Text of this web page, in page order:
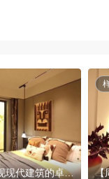
京能西贤府|展现现代建筑的卓越品质 西贤府采用优质建筑材料，确保了结构的坚固性与耐久性，同时也提升了整体的美观度。建筑在设计和施工过程中融入了新型的环保理念，使用可持续材料，致力于减少对环境的影响。室内每一个空间都经过精心设计，充分考虑了居住者的需求，营造出舒适而实用的生活环境。